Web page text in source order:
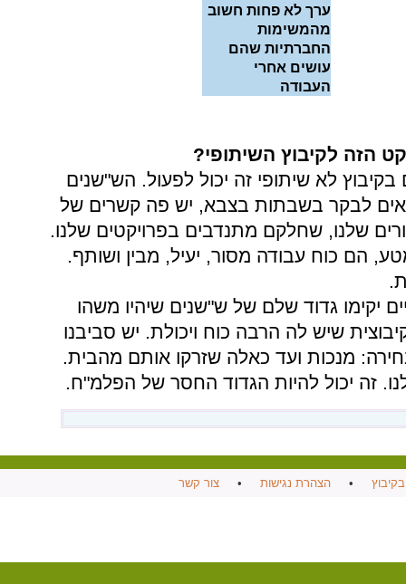
ערך לא פחות חשוב
מהמשימות
החברתיות שהם
עושים אחרי
העבודה
הזה לקיבוץ השיתופי?
לא שיתופי זה יכול לפעול. הש"שנים
לבקר בשבתות בצבא, יש פה קשרים של
שלנו, שחלקם מתנדבים בפרויקטים שלנו.
הם כוח עבודה מסור, יעיל, מבין ושותף.
יקימו גדוד שלם של ש"שנים שיהיו משהו
שיש לה הרבה כוח ויכולת. יש סביבנו
מנכות ועד כאלה שזרקו אותם מהבית.
זה יכול להיות הגדוד החסר של הפלמ"ח.
•הצהרת נגישות •צור קשר